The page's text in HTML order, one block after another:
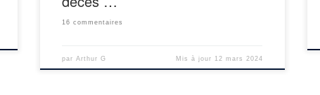
16 commentaires
parArthur G Mis à jour 12 mars 2024